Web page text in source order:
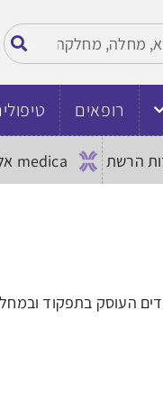
רופאים
הרשת medica אלישע חיפה
העוסק בתפקוד